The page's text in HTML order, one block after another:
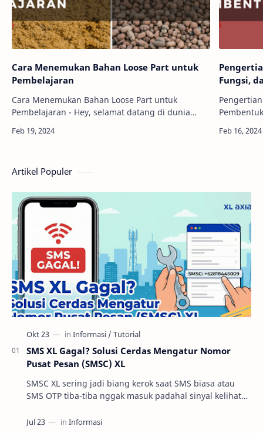
Cara Menemukan Bahan Loose Part untuk
Pembelajaran
Cara Menemukan Bahan Loose Part untuk
Pembelajaran - Hey, selamat datang di dunia
itu bisa jadi harta karun yang nggak terduga buat
Fungsi,
lambang
Artikel Populer
SMS XL Gagal? Solusi Cerdas Mengatur Nomor
Pusat Pesan (SMSC) XL
SMSC XL sering jadi biang kerok saat SMS biasa atau
SMS OTP tiba-tiba nggak masuk padahal sinyal kelihatan